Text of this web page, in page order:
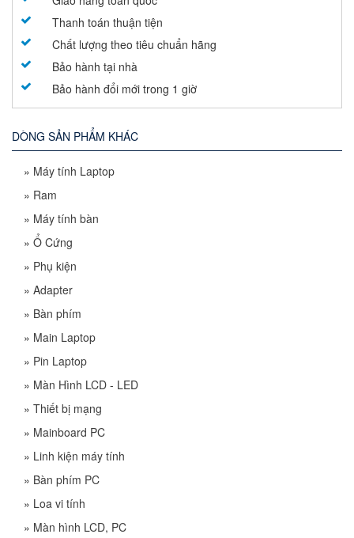
Thanh toán thuận tiện
Chất lượng theo tiêu chuẩn hãng
Bảo hành tại nhà
Bảo hành đổi mới trong 1 giờ
DÒNG SẢN PHẨM KHÁC
» Máy tính Laptop
» Ram
» Máy tính bàn
» Ổ Cứng
» Phụ kiện
» Adapter
» Bàn phím
» Main Laptop
» Pin Laptop
» Màn Hình LCD - LED
» Thiết bị mạng
» Mainboard PC
» Linh kiện máy tính
» Bàn phím PC
» Loa vi tính
» Màn hình LCD, PC